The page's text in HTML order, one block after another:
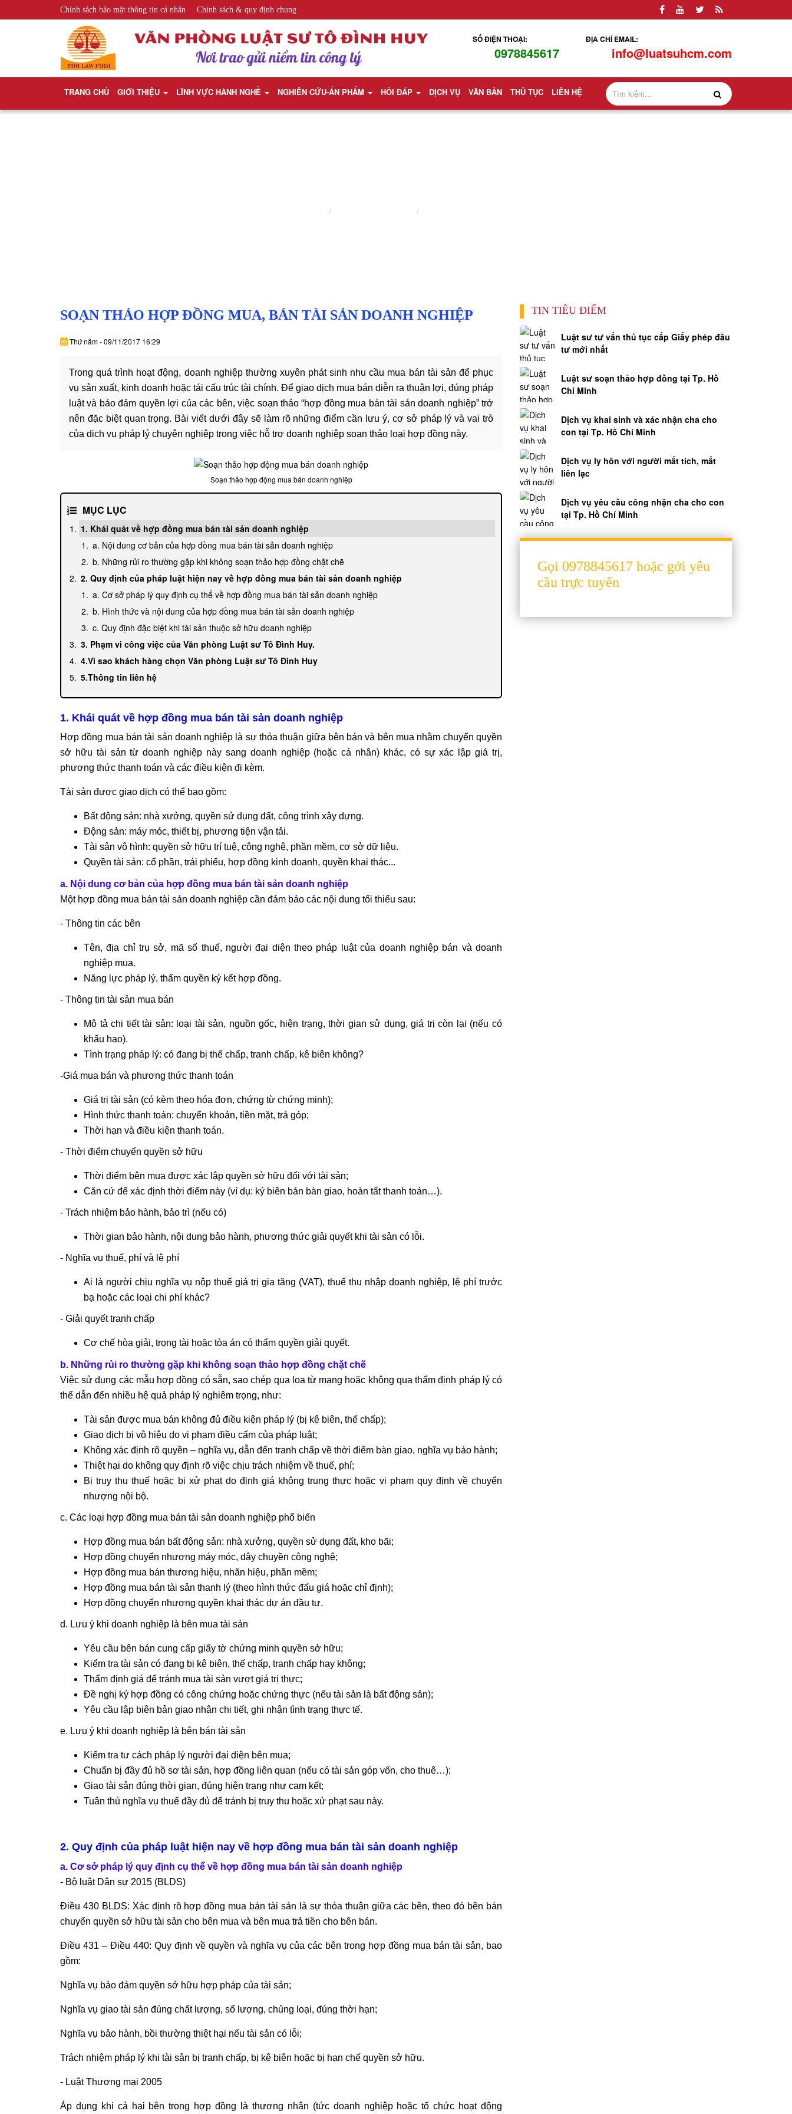
Chính sách bảo mật thông tin cá nhân Chính sách & quy định chung
SỐ ĐIỆN THOẠI:
0978845617
ĐỊA CHỈ EMAIL:
info@luatsuhcm.com
TRANG CHỦ GIỚI THIỆU LĨNH VỰC HÀNH NGHỀ NGHIÊN CỨU-ẤN PHẨM HỎI ĐÁP DỊCH VỤ VĂN BẢN THỦ TỤC LIÊN HỆ
SOẠN THẢO HỢP ĐỒNG MUA, BÁN TÀI SẢN DOANH NGHIỆP
Thứ năm - 09/11/2017 16:29
Trong quá trình hoạt động, doanh nghiệp thường xuyên phát sinh nhu cầu mua bán tài sản để phục
vụ sản xuất, kinh doanh hoặc tái cấu trúc tài chính. Để giao dịch mua bán diễn ra thuận lợi, đúng pháp
luật và bảo đảm quyền lợi của các bên, việc soạn thảo “hợp đồng mua bán tài sản doanh nghiệp” trở
nên đặc biệt quan trọng. Bài viết dưới đây sẽ làm rõ những điểm cần lưu ý, cơ sở pháp lý và vai trò
của dịch vụ pháp lý chuyên nghiệp trong việc hỗ trợ doanh nghiệp soạn thảo loại hợp đồng này.
Soạn thảo hợp động mua bán doanh nghiệp
MỤC LỤC
1. Khái quát về hợp đồng mua bán tài sản doanh nghiệp
a. Nội dung cơ bản của hợp đồng mua bán tài sản doanh nghiệp
b. Những rủi ro thường gặp khi không soạn thảo hợp đồng chặt chẽ
2. Quy định của pháp luật hiện nay về hợp đồng mua bán tài sản doanh nghiệp
a. Cơ sở pháp lý quy định cụ thể về hợp đồng mua bán tài sản doanh nghiệp
b. Hình thức và nội dung của hợp đồng mua bán tài sản doanh nghiệp
c. Quy định đặc biệt khi tài sản thuộc sở hữu doanh nghiệp
3. Phạm vi công việc của Văn phòng Luật sư Tô Đình Huy.
4.Vì sao khách hàng chọn Văn phòng Luật sư Tô Đình Huy
5.Thông tin liên hệ
1. Khái quát về hợp đồng mua bán tài sản doanh nghiệp
Hợp đồng mua bán tài sản doanh nghiệp là sự thỏa thuận giữa bên bán và bên mua nhằm chuyển quyền
sở hữu tài sản từ doanh nghiệp này sang doanh nghiệp (hoặc cá nhân) khác, có sự xác lập giá trị,
phương thức thanh toán và các điều kiện đi kèm.
Tài sản được giao dịch có thể bao gồm:
Bất động sản: nhà xưởng, quyền sử dụng đất, công trình xây dựng.
Động sản: máy móc, thiết bị, phương tiện vận tải.
Tài sản vô hình: quyền sở hữu trí tuệ, công nghệ, phần mềm, cơ sở dữ liệu.
Quyền tài sản: cổ phần, trái phiếu, hợp đồng kinh doanh, quyền khai thác...
a. Nội dung cơ bản của hợp đồng mua bán tài sản doanh nghiệp
Một hợp đồng mua bán tài sản doanh nghiệp cần đảm bảo các nội dung tối thiểu sau:
- Thông tin các bên
Tên, địa chỉ trụ sở, mã số thuế, người đại diện theo pháp luật của doanh nghiệp bán và doanh
nghiệp mua.
Năng lực pháp lý, thẩm quyền ký kết hợp đồng.
- Thông tin tài sản mua bán
Mô tả chi tiết tài sản: loại tài sản, nguồn gốc, hiện trạng, thời gian sử dụng, giá trị còn lại (nếu có
khấu hao).
Tình trạng pháp lý: có đang bị thế chấp, tranh chấp, kê biên không?
-Giá mua bán và phương thức thanh toán
Giá trị tài sản (có kèm theo hóa đơn, chứng từ chứng minh);
Hình thức thanh toán: chuyển khoản, tiền mặt, trả góp;
Thời hạn và điều kiện thanh toán.
- Thời điểm chuyển quyền sở hữu
Thời điểm bên mua được xác lập quyền sở hữu đối với tài sản;
Căn cứ để xác định thời điểm này (ví dụ: ký biên bản bàn giao, hoàn tất thanh toán…).
- Trách nhiệm bảo hành, bảo trì (nếu có)
Thời gian bảo hành, nội dung bảo hành, phương thức giải quyết khi tài sản có lỗi.
- Nghĩa vụ thuế, phí và lệ phí
Ai là người chịu nghĩa vụ nộp thuế giá trị gia tăng (VAT), thuế thu nhập doanh nghiệp, lệ phí trước
bạ hoặc các loại chi phí khác?
- Giải quyết tranh chấp
Cơ chế hòa giải, trọng tài hoặc tòa án có thẩm quyền giải quyết.
b. Những rủi ro thường gặp khi không soạn thảo hợp đồng chặt chẽ
Việc sử dụng các mẫu hợp đồng có sẵn, sao chép qua loa từ mạng hoặc không qua thẩm định pháp lý có
thể dẫn đến nhiều hệ quả pháp lý nghiêm trọng, như:
Tài sản được mua bán không đủ điều kiện pháp lý (bị kê biên, thế chấp);
Giao dịch bị vô hiệu do vi phạm điều cấm của pháp luật;
Không xác định rõ quyền – nghĩa vụ, dẫn đến tranh chấp về thời điểm bàn giao, nghĩa vụ bảo hành;
Thiệt hại do không quy định rõ việc chịu trách nhiệm về thuế, phí;
Bị truy thu thuế hoặc bị xử phạt do định giá không trung thực hoặc vi phạm quy định về chuyển
nhượng nội bộ.
c. Các loại hợp đồng mua bán tài sản doanh nghiệp phổ biến
Hợp đồng mua bán bất động sản: nhà xưởng, quyền sử dụng đất, kho bãi;
Hợp đồng chuyển nhượng máy móc, dây chuyền công nghệ;
Hợp đồng mua bán thương hiệu, nhãn hiệu, phần mềm;
Hợp đồng mua bán tài sản thanh lý (theo hình thức đấu giá hoặc chỉ định);
Hợp đồng chuyển nhượng quyền khai thác dự án đầu tư.
d. Lưu ý khi doanh nghiệp là bên mua tài sản
Yêu cầu bên bán cung cấp giấy tờ chứng minh quyền sở hữu;
Kiểm tra tài sản có đang bị kê biên, thế chấp, tranh chấp hay không;
Thẩm định giá để tránh mua tài sản vượt giá trị thực;
Đề nghị ký hợp đồng có công chứng hoặc chứng thực (nếu tài sản là bất động sản);
Yêu cầu lập biên bản giao nhận chi tiết, ghi nhận tình trạng thực tế.
e. Lưu ý khi doanh nghiệp là bên bán tài sản
Kiểm tra tư cách pháp lý người đại diện bên mua;
Chuẩn bị đầy đủ hồ sơ tài sản, hợp đồng liên quan (nếu có tài sản góp vốn, cho thuê…);
Giao tài sản đúng thời gian, đúng hiện trạng như cam kết;
Tuân thủ nghĩa vụ thuế đầy đủ để tránh bị truy thu hoặc xử phạt sau này.
2. Quy định của pháp luật hiện nay về hợp đồng mua bán tài sản doanh nghiệp
a. Cơ sở pháp lý quy định cụ thể về hợp đồng mua bán tài sản doanh nghiệp
- Bộ luật Dân sự 2015 (BLDS)
Điều 430 BLDS: Xác định rõ hợp đồng mua bán tài sản là sự thỏa thuận giữa các bên, theo đó bên bán
chuyển quyền sở hữu tài sản cho bên mua và bên mua trả tiền cho bên bán.
Điều 431 – Điều 440: Quy định về quyền và nghĩa vụ của các bên trong hợp đồng mua bán tài sản, bao
gồm:
Nghĩa vụ bảo đảm quyền sở hữu hợp pháp của tài sản;
Nghĩa vụ giao tài sản đúng chất lượng, số lượng, chủng loại, đúng thời hạn;
Nghĩa vụ bảo hành, bồi thường thiệt hại nếu tài sản có lỗi;
Trách nhiệm pháp lý khi tài sản bị tranh chấp, bị kê biên hoặc bị hạn chế quyền sở hữu.
- Luật Thương mại 2005
Áp dụng khi cả hai bên trong hợp đồng là thương nhân (tức doanh nghiệp hoặc tổ chức hoạt động
TIN TIÊU ĐIỂM
Luật sư tư vấn thủ tục cấp Giấy phép đầu
tư mới nhất
Luật sư soạn thảo hợp đồng tại Tp. Hồ
Chí Minh
Dịch vụ khai sinh và xác nhận cha cho
con tại Tp. Hồ Chí Minh
Dịch vụ ly hôn với người mất tích, mất
liên lạc
Dịch vụ yêu cầu công nhận cha cho con
tại Tp. Hồ Chí Minh
Gọi 0978845617 hoặc gởi yêu
cầu trực tuyến